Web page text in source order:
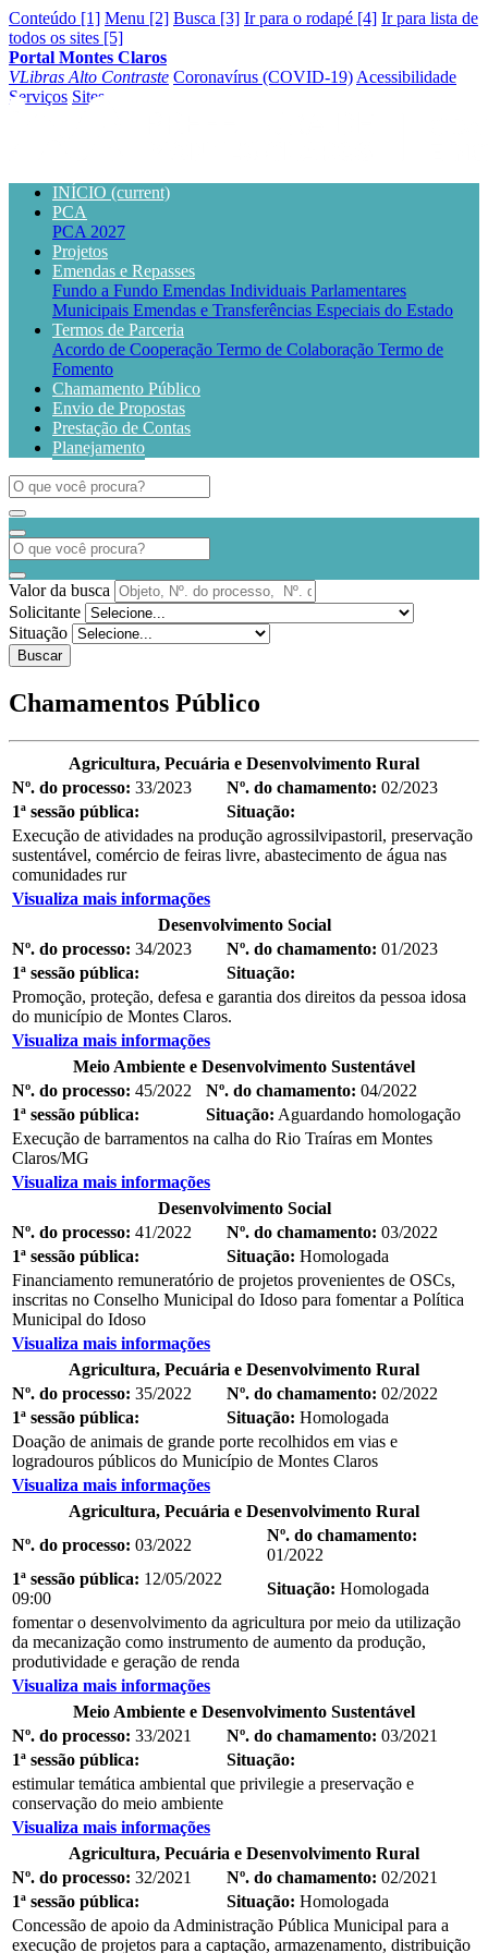
Conteúdo [1] Menu [2] Busca [3] Ir para o rodapé [4] Ir para lista de
todos os sites [5]
Portal Montes Claros
VLibras Alto Contraste Coronavírus (COVID-19) Acessibilidade
Serviços Sites
INÍCIO (current)
PCA
PCA 2027
Projetos
Emendas e Repasses
Fundo a Fundo Emendas Individuais Parlamentares
Municipais Emendas e Transferências Especiais do Estado
Termos de Parceria
Acordo de Cooperação Termo de Colaboração Termo de
Fomento
Chamamento Público
Envio de Propostas
Prestação de Contas
Planejamento
Valor da busca
Solicitante
Situação
Buscar
Chamamentos Público
Agricultura, Pecuária e Desenvolvimento Rural
Nº. do processo: 33/2023 Nº. do chamamento: 02/2023
1ª sessão pública:
Situação:
Execução de atividades na produção agrossilvipastoril, preservação
sustentável, comércio de feiras livre, abastecimento de água nas
comunidades rur
Visualiza mais informações
Desenvolvimento Social
Nº. do processo: 34/2023 Nº. do chamamento: 01/2023
1ª sessão pública:
Situação:
Promoção, proteção, defesa e garantia dos direitos da pessoa idosa
do município de Montes Claros.
Visualiza mais informações
Meio Ambiente e Desenvolvimento Sustentável
Nº. do processo: 45/2022 Nº. do chamamento: 04/2022
1ª sessão pública:
Situação: Aguardando homologação
Execução de barramentos na calha do Rio Traíras em Montes
Claros/MG
Visualiza mais informações
Desenvolvimento Social
Nº. do processo: 41/2022 Nº. do chamamento: 03/2022
1ª sessão pública:
Situação: Homologada
Financiamento remuneratório de projetos provenientes de OSCs,
inscritas no Conselho Municipal do Idoso para fomentar a Política
Municipal do Idoso
Visualiza mais informações
Agricultura, Pecuária e Desenvolvimento Rural
Nº. do processo: 35/2022 Nº. do chamamento: 02/2022
1ª sessão pública:
Situação: Homologada
Doação de animais de grande porte recolhidos em vias e
logradouros públicos do Município de Montes Claros
Visualiza mais informações
Agricultura, Pecuária e Desenvolvimento Rural
Nº. do processo: 03/2022
Nº. do chamamento:
01/2022
1ª sessão pública: 12/05/2022
09:00
Situação: Homologada
fomentar o desenvolvimento da agricultura por meio da utilização
da mecanização como instrumento de aumento da produção,
produtividade e geração de renda
Visualiza mais informações
Meio Ambiente e Desenvolvimento Sustentável
Nº. do processo: 33/2021 Nº. do chamamento: 03/2021
1ª sessão pública:
Situação:
estimular temática ambiental que privilegie a preservação e
conservação do meio ambiente
Visualiza mais informações
Agricultura, Pecuária e Desenvolvimento Rural
Nº. do processo: 32/2021 Nº. do chamamento: 02/2021
1ª sessão pública:
Situação: Homologada
Concessão de apoio da Administração Pública Municipal para a
execução de projetos para a captação, armazenamento, distribuição